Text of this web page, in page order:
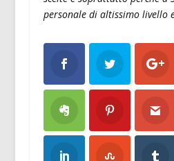
personale di altissimo livello